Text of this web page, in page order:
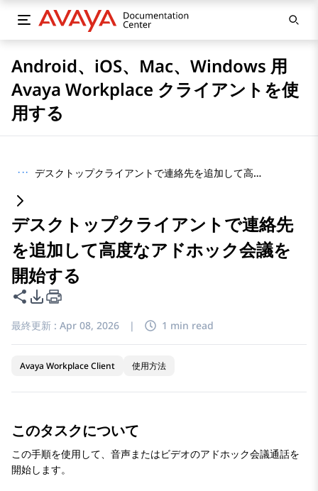
Android、iOS、Mac、Windows 用
Avaya Workplace クライアントを使
用する
··· デスクトップクライアントで連絡先を追加して高度なアドホック会議を開始する
デスクトップクライアントで連絡先
を追加して高度なアドホック会議を
開始する
このページを共有
PDFエクスポートオプション
最終更新 : Apr 08, 2026 | 1 min read
Avaya Workplace Client 使用方法
このタスクについて
この手順を使用して、音声またはビデオのアドホック会議通話を
開始します。